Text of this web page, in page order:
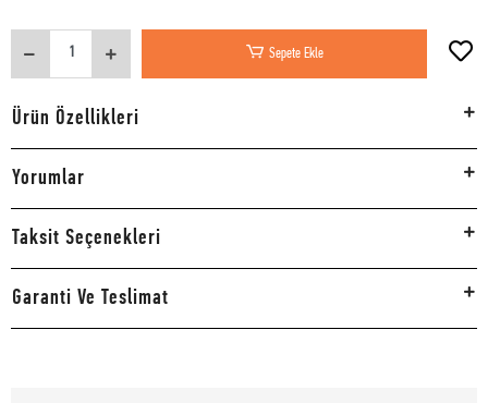
Sepete Ekle
Ürün Özellikleri
Yorumlar
Taksit Seçenekleri
Garanti Ve Teslimat